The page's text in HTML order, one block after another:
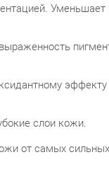
слои кожи.
от самых